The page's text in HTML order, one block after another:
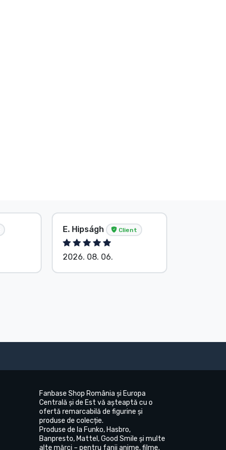
E. Hipságh Client
2026. 08. 06.
Fanbase Shop România și Europa
Centrală și de Est vă așteaptă cu o
ofertă remarcabilă de figurine și
produse de colecție.
Produse de la Funko, Hasbro,
Banpresto, Mattel, Good Smile și multe
alte mărci – pentru fanii anime, filme,